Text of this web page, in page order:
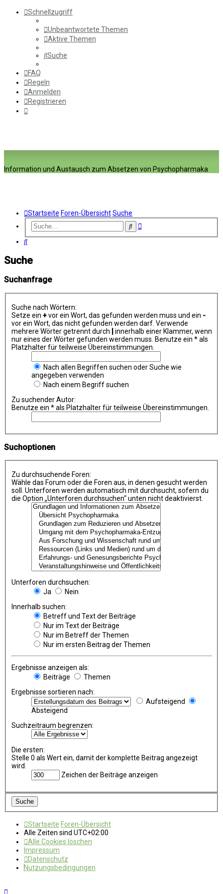
Schnellzugriff
Unbeantwortete Themen
Aktive Themen
Suche
FAQ
Regeln
Anmelden
Registrieren
Information und Austausch zum Absetzen von Psychopharmaka
Startseite Foren-ÜbersichtSuche
SucheErweiterte
Suche
Suche
Suchanfrage
Suche nach Wörtern:
Setze ein +vor ein Wort, das gefunden werden muss und ein -
vor ein Wort, das nicht gefunden werden darf. Verwende
mehrere Wörter getrennt durch
innerhalb einer Klammer, wenn
nur eines der Wörter gefunden werden muss. Benutze ein * als
Platzhalter für teilweise Übereinstimmungen.
Nach allen Begriffen suchen oder Suche wie
angegeben verwenden
Nach einem Begriff suchen
Zu suchender Autor:
Benutze ein * als Platzhalter für teilweise Übereinstimmungen.
Suchoptionen
Zu durchsuchende Foren:
Wähle das Forum oder die Foren aus, in denen gesucht werden
soll. Unterforen werden automatisch mit durchsucht, sofern du
die Option „Unterforen durchsuchen“ unten nicht deaktivierst.
Unterforen durchsuchen:
Ja
Nein
Innerhalb suchen:
Betreff und Text der Beiträge
Nur im Text der Beiträge
Nur im Betreff der Themen
Nur im ersten Beitrag der Themen
Ergebnisse anzeigen als:
Beiträge
Themen
Ergebnisse sortieren nach:
Aufsteigend
Absteigend
Suchzeitraum begrenzen:
Die ersten:
Stelle 0 als Wert ein, damit der komplette Beitrag angezeigt
wird.
Zeichen der Beiträge anzeigen
Startseite Foren-Übersicht
Alle Zeiten sind UTC+02:00
Alle Cookies löschen
Impressum
Datenschutz
Nutzungsbedingungen